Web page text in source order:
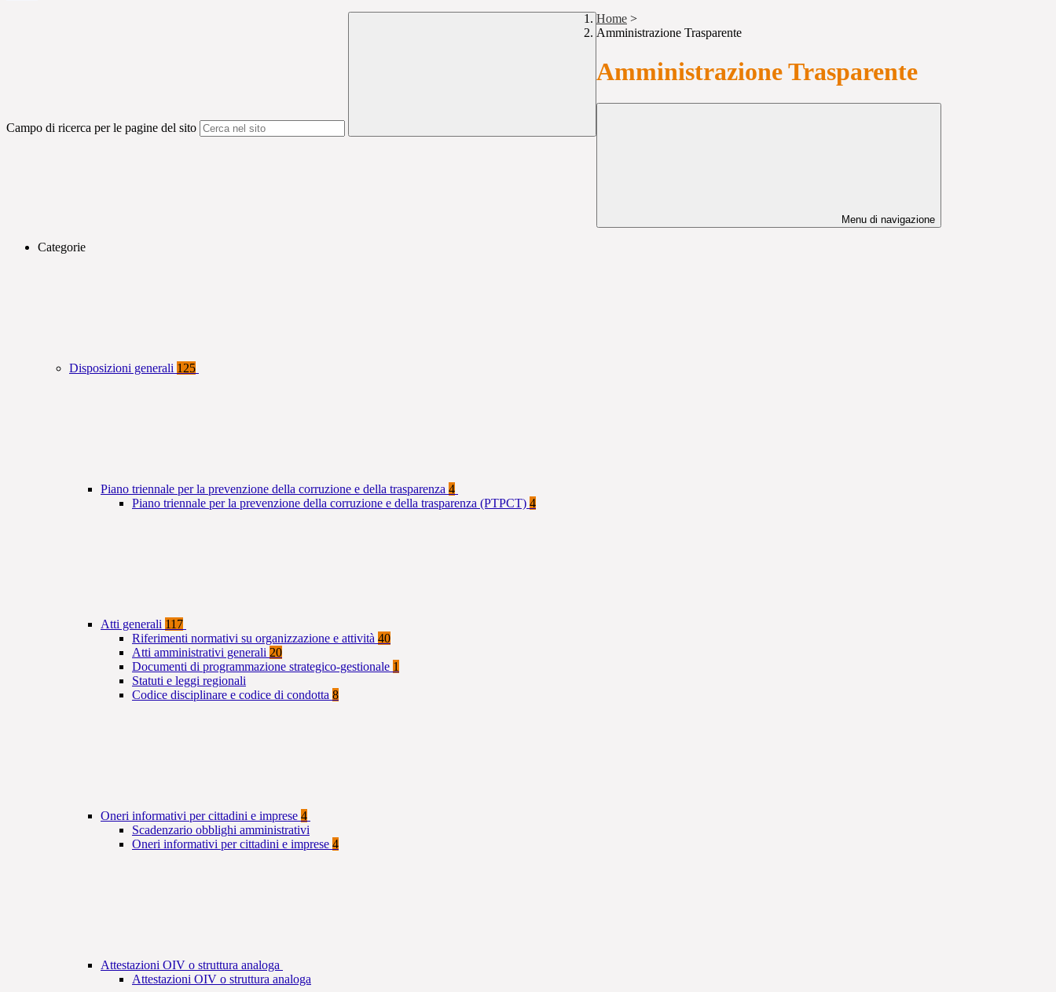
Campo di ricerca per le pagine del sito
Home >
Amministrazione Trasparente
Amministrazione Trasparente
Menu di navigazione
Categorie
Disposizioni generali 125
Piano triennale per la prevenzione della corruzione e della trasparenza 4
Piano triennale per la prevenzione della corruzione e della trasparenza (PTPCT) 4
Atti generali 117
Riferimenti normativi su organizzazione e attività 40
Atti amministrativi generali 20
Documenti di programmazione strategico-gestionale 1
Statuti e leggi regionali
Codice disciplinare e codice di condotta 8
Oneri informativi per cittadini e imprese 4
Scadenzario obblighi amministrativi
Oneri informativi per cittadini e imprese 4
Attestazioni OIV o struttura analoga
Attestazioni OIV o struttura analoga